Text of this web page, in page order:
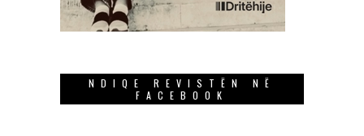
NDIQE REVISTËN NË
FACEBOOK